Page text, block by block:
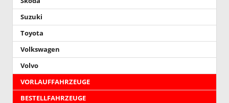
Suzuki
Toyota
Volkswagen
Volvo
VORLAUFFAHRZEUGE
BESTELLFAHRZEUGE